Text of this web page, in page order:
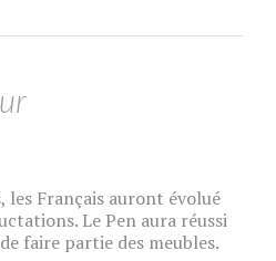
les Français auront évolué
Le Pen aura réussi
faire partie des meubles.